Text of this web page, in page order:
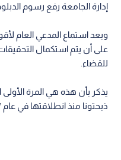
إدارة الجامعة رفع رسوم
وبعد استماع المدعي العام
على أن يتم استكمال
للقضاء.
يذكر بأن هذه هي المرة
ذبحتونا منذ انطلاقتها في عام ٢٠٠٧.